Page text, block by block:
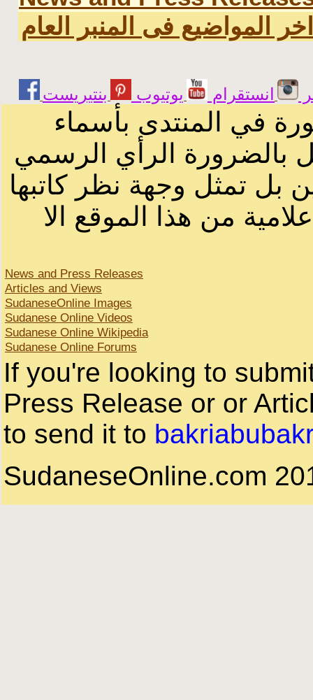
اخر المواضيع فى المنبر العام
انستقرام يوتيوب
في المنتدى بأسماء
بالضرورة الرأي الرسمي
بل تمثل وجهة نظر كاتبها
من هذا الموقع الا
News and Press Releases
Articles and Views
SudaneseOnline Images
Sudanese Online Videos
Sudanese Online Wikipedia
Sudanese Online Forums
If you're looking to
Press Release or or
to send it to